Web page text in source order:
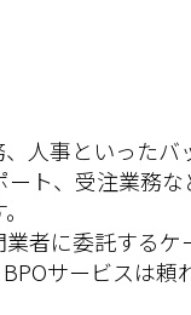
人事といったバ
ト、受注業務
者に委託するケ
サービスは頼